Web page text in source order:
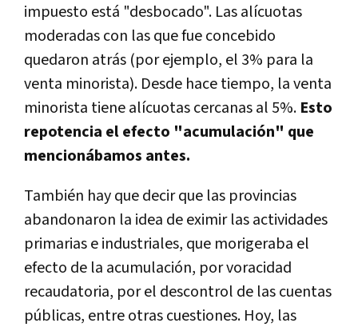
impuesto está "desbocado". Las alícuotas
moderadas con las que fue concebido
quedaron atrás (por ejemplo, el 3% para la
venta minorista). Desde hace tiempo, la venta
minorista tiene alícuotas cercanas al 5%. Esto
repotencia el efecto "acumulación" que
mencionábamos antes.
También hay que decir que las provincias
abandonaron la idea de eximir las actividades
primarias e industriales, que morigeraba el
efecto de la acumulación, por voracidad
recaudatoria, por el descontrol de las cuentas
públicas, entre otras cuestiones. Hoy, las